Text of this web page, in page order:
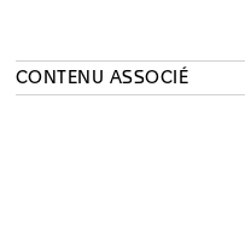
CONTENU ASSOCIÉ